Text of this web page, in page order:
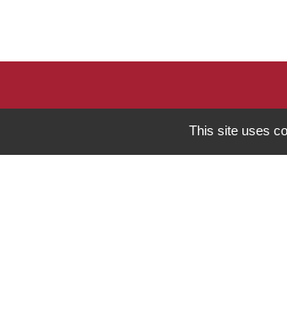
This site uses